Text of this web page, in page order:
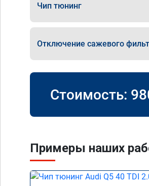
Чип тюнинг
Отключение сажевого
Стоимость:
Примеры наших